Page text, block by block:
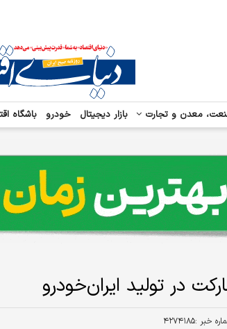
معدن و تجارت بازار دیجیتال خودرو باشگاه
در تولید ایران‌خودرو
خبر :۴۲۷۴۱۸۵